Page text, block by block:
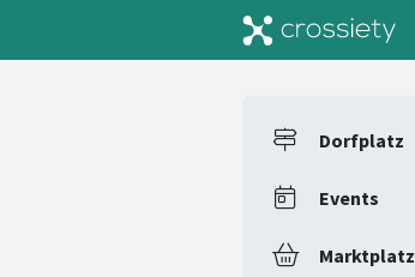
Dorfplatz
Events
Marktplatz